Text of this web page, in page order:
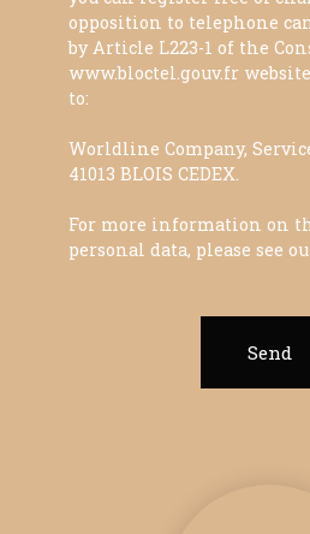
opposition to telephone
by Article L223-1 of the
www.bloctel.gouv.fr
to:
Worldline Company,
41013 BLOIS CEDEX.
For more information on
personal data, please see
Send